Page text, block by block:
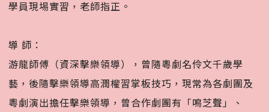
學員現埸實習，老師指正。󠀠
導 師：
游龍師傅（資深擊樂領導），曾隨粵劇名伶文千歲學
藝，後隨擊樂領導高潤權習掌板技巧，現常為各劇團及
粵劇演出擔任擊樂領導，曾合作劇團有「鳴芝聲」、